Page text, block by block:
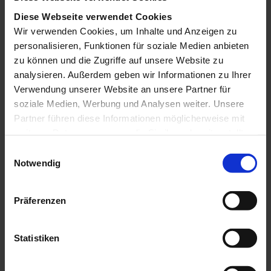
Diese Webseite verwendet Cookies
Wir verwenden Cookies, um Inhalte und Anzeigen zu
personalisieren, Funktionen für soziale Medien anbieten
zu können und die Zugriffe auf unsere Website zu
analysieren. Außerdem geben wir Informationen zu Ihrer
Verwendung unserer Website an unsere Partner für
soziale Medien, Werbung und Analysen weiter. Unsere
Partner führen diese Informationen möglicherweise mit
gesammelt haben.
Notwendig
Präferenzen
Statistiken
eine völlig neue Erfahrung bei der Vorschau unserer
Tracking-Setups bietet. Deshalb fasse ich mich kurz
und zeige meine persönliche Einschätzung der
wichtigsten Neuerungen.
Hinweis: Der GTM Debugger heißt jetzt Tag
Assistant. Dies ist nicht zu verwechseln mit der Tag
Assistant Chrome Extension, auch wenn sie eng
miteinander verknüpft sind (lesen Sie weiter, um zu
Eine Sache, die Sie tun
sollten, bevor Sie mit der
Fehlerbeseitigung bzw. dem
Debuggen beginnen
Bevor ich nun in die Tiefe gehe und Sie mit den